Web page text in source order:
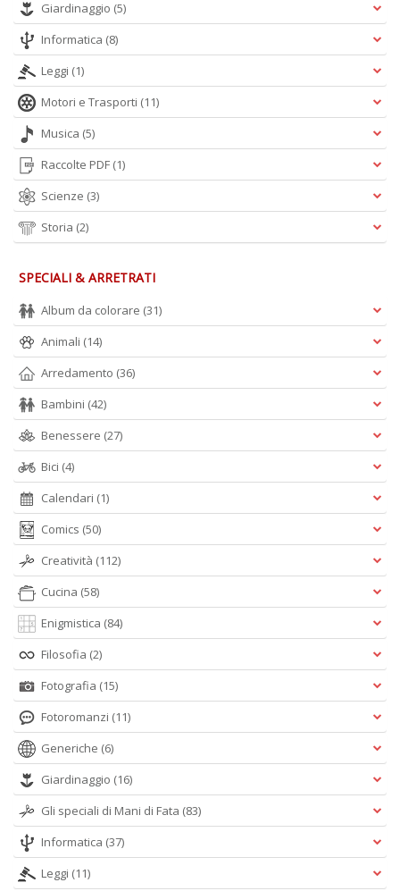
Giardinaggio (5)
Informatica (8)
Leggi (1)
Motori e Trasporti (11)
Musica (5)
Raccolte PDF (1)
Scienze (3)
Storia (2)
SPECIALI & ARRETRATI
Album da colorare (31)
Animali (14)
Arredamento (36)
Bambini (42)
Benessere (27)
Bici (4)
Calendari (1)
Comics (50)
Creatività (112)
Cucina (58)
Enigmistica (84)
Filosofia (2)
Fotografia (15)
Fotoromanzi (11)
Generiche (6)
Giardinaggio (16)
Gli speciali di Mani di Fata (83)
Informatica (37)
Leggi (11)